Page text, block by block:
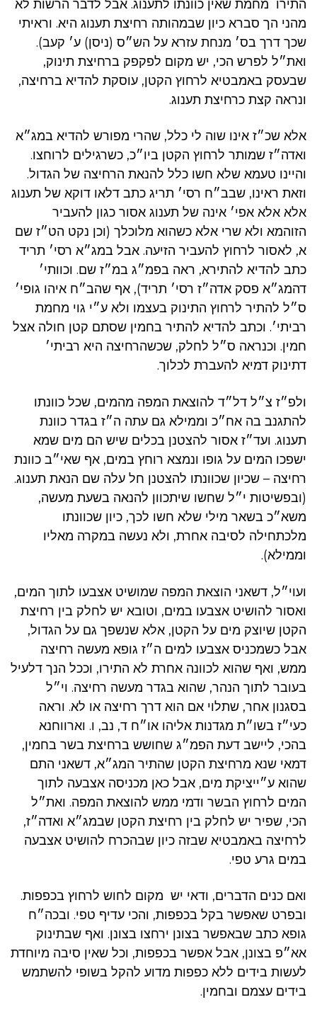
התירו מחמת שאין כוונתו לתענוג. אבל לדבר הרשות לא
מהני הך סברא כיון שבמהותה רחיצת תענוג היא. וראיתי
שכך דרך בס׳ מנחת עזרא על הש״ס (ניסן) ע׳ קעב).
ואת״ל לפרש הכי, יש מקום לפקפק ברחיצת תינוק,
שבעסק באמבטיא לרחוץ הקטן, עוסקת להדיא ברחיצה,
ונראה קצת כרחיצת תענוג.
אלא שכ״ז אינו שוה לי כלל, שהרי מפורש להדיא במג״א
ואדה״ז שמותר לרחוץ הקטן ביו״כ, כשרגילים לרוחצו.
והיינו טעמא שלא חשו כלל להנאת הרחיצה של הגדול.
וזאת ראינו, שבב״ח רסי׳ תריג כתב דלאו דוקא של תענוג
אלא אלא אפי׳ אינה של תענוג אסור כגון להעביר
הזוהמא ולא שרי אלא כשהוא מלוכלך (וכן נקט הט״ז שם
א, לאסור לרחוץ להעביר הזיעה. אבל במג״א רסי׳ תריד
כתב להדיא להתירא, ראה בפמ״ג במ״ז שם. וכוותי׳
דהמג״א פסק אדה״ז רסי׳ תריד), אף שהב״ח איהו גופי׳
ס״ל להתיר לרחוץ התינוק בעצמו ולא ע״י גוי מחמת
רביתי׳. וכתב להדיא להתיר בחמין שסתם קטן חולה אצל
חמין. וכנראה ס״ל לחלק, שכשהרחיצה היא רביתי׳
דתינוק דמיא להעברת לכלוך.
ולפ״ז צ״ל דל״ד להוצאת המפה מהמים, שכל כוונתו
להתגנב בה אח״כ וממילא גם עתה ה״ז בגדר כוונת
תענוג. ועד״ז אסור להצטנן בכלים שיש הם מים שמא
ישפכו המים על גופו ונמצא רוחץ במים, אף שאי״ב כוונת
רחיצה – שכיון שכוונתו להצטנן חל עלה שם הנאת תענוג.
(ובפשיטות י״ל שחשו שיתכוון להנאה בשעת מעשה,
משא״כ בשאר מילי שלא חשו לכך, כיון שכוונתו
מלכתחילה לסיבה אחרת, ולא נעשה במקרה מאליו
וממילא).
ועוי״ל, דשאני הוצאת המפה שמושיט אצבעו לתוך המים,
ואסור להושיט אצבעו במים, וטובא יש לחלק בין רחיצת
הקטן שיוצק מים על הקטן, אלא שנשפך גם על הגדול,
אבל כשמכניס אצבעו למים ה״ז גופא מעשה רחיצה
ממש, ואף שהוא לכוונה אחרת לא התירו, וככל הנך דלעיל
בעובר לתוך הנהר, שהוא בגדר מעשה רחיצה. וי״ל
בסגנון אחר, שתלוי אם הוא דרך רחיצה או לא. וראה
כעי״ז בשו״ת מגדנות אליהו או״ח ד, נב, ו. וארווחנא
בהכי, ליישב דעת הפמ״ג שחושש ברחיצת בשר בחמין,
דמאי שנא מרחיצת הקטן שהתיר המג״א, דשאני התם
שהוא ע״ייציקת מים, אבל כאן מכניסה אצבעה לתוך
המים לרחוץ הבשר ודמי ממש להוצאת המפה. ואת״ל
הכי, שפיר יש לחלק בין רחיצת הקטן שבמג״א ואדה״ז,
לרחיצה באמבטיא שבזה כיון שבהכרח להושיט אצבעה
במים גרע טפי.
ואם כנים הדברים, ודאי יש מקום לחוש לרחוץ בכפפות.
ובפרט שאפשר בקל בכפפות, והכי עדיף טפי. ובכה״ח
גופא כתב שבאפשר בצונן ירחצו בצונן. ואף שבתינוק
אא״פ בצונן, אבל אפשר בכפפות, וכל שאין סיבה מיוחדת
לעשות בידים ללא כפפות מדוע להקל בשופי להשתמש
בידים עצמם ובחמין.